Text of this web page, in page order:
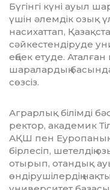
Бүгінгі күні ауыл
үшін әлемдік озық
насихаттап,
сәйкестендіруде
еңбек етуде. Аталған
шаралардың
сөзсіз.
Аграрлық білімді
ректор, академик
АҚШ пен Еу­ро­паның
бірлесіп, шетелдің
оты­­рып, отандық
өндірушілердің